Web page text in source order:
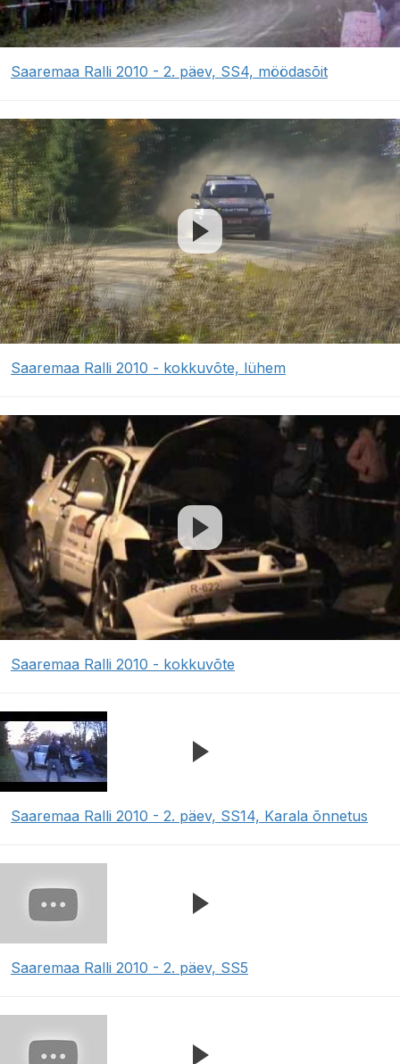
Saaremaa Ralli 2010 - 2. päev, SS4, möödasõit
Saaremaa Ralli 2010 - kokkuvõte, lühem
Saaremaa Ralli 2010 - kokkuvõte
Saaremaa Ralli 2010 - 2. päev, SS14, Karala õnnetus
Saaremaa Ralli 2010 - 2. päev, SS5